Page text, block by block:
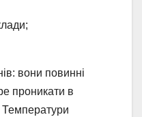
вони повинні
проникати в
Температури